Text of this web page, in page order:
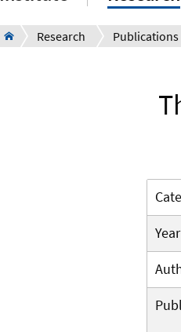
Research Publications
Year